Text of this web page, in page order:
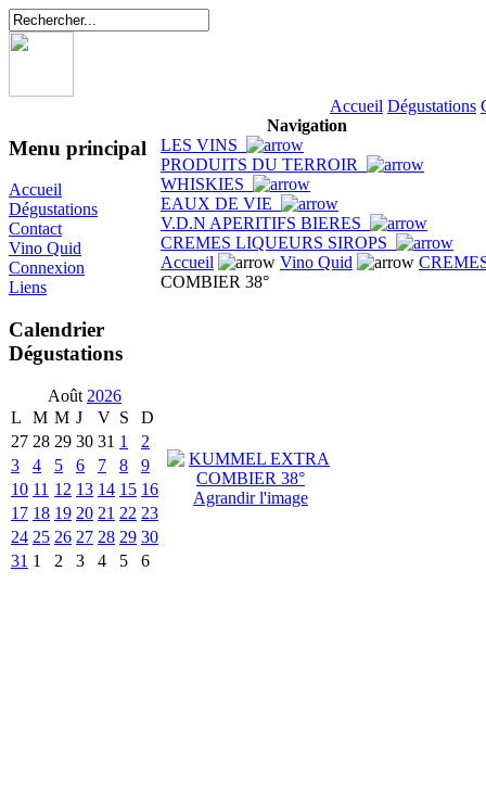
Accueil Dégustations
Menu principal
Accueil
Dégustations
Contact
Vino Quid
Connexion
Liens
Calendrier
Dégustations
Août 2026
L
M M J V S
D
27 28 29 30 31 1
2
3
4 5 6 7 8
9
10 11 12 13 14 15 16
17 18 19 20 21 22 23
24 25 26 27 28 29 30
31 1 2 3 4 5 6
Navigation
LES VINS
PRODUITS DU TERROIR
WHISKIES
EAUX DE VIE
V.D.N APERITIFS BIERES
CREMES LIQUEURS SIROPS
Accueil
Vino Quid
COMBIER 38°
Agrandir l'image